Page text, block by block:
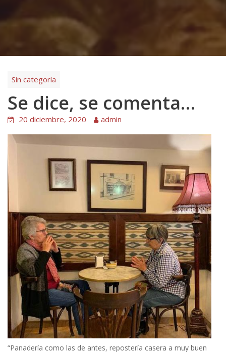
Sin categoría
Se dice, se comenta…
20 diciembre, 2020 admin
“Panadería como las de antes, repostería casera a muy buen